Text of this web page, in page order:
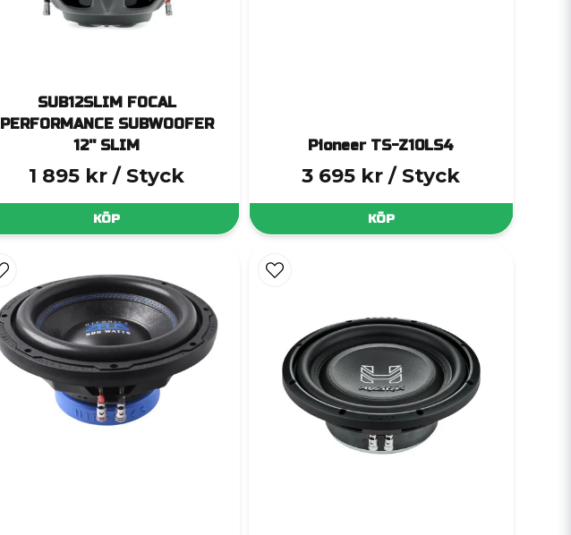
SUB12SLIM FOCAL
PERFORMANCE SUBWOOFER
12'' SLIM
1 895 kr / Styck
KÖP
Pioneer TS-Z10LS4
3 695 kr / Styck
KÖP